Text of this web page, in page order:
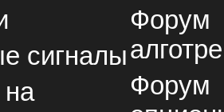
сигналы
Форум
Форум